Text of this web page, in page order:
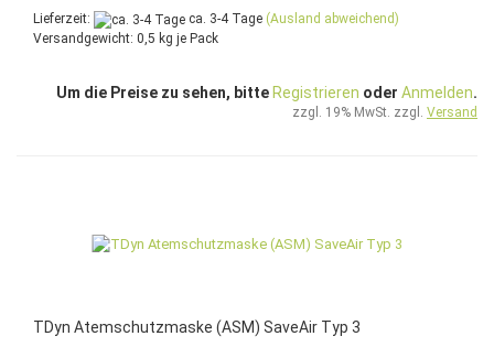
Lieferzeit: ca. 3-4 Tage (Ausland abweichend)
Versandgewicht: 0,5 kg je Pack
Um die Preise zu sehen, bitte Registrieren oder Anmelden.
zzgl. 19% MwSt. zzgl. Versand
TDyn Atemschutzmaske (ASM) SaveAir Typ 3